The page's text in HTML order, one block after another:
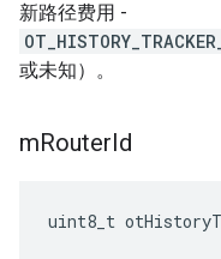
新路径费用 -
或未知）。
mRouterId
uint8_t